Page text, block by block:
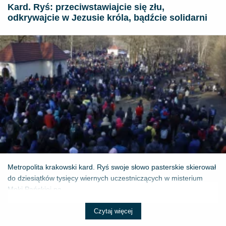
Kard. Ryś: przeciwstawiajcie się złu,
odkrywajcie w Jezusie króla, bądźcie solidarni
Metropolita krakowski kard. Ryś swoje słowo pasterskie skierował
do dziesiątków tysięcy wiernych uczestniczących w misterium
Męki Pańskiej na...
Czytaj więcej